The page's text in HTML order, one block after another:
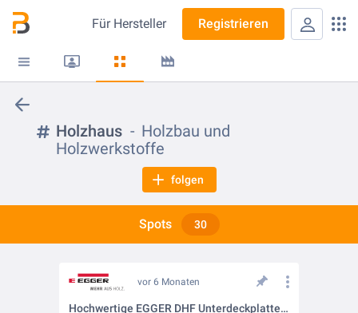
Für Hersteller Registrieren
Holzhaus
Holzbau und
Holzwerkstoffe
folgen
Spots 30
vor 6 Monaten
Hochwertige EGGER DHF Unterdeckplatte für sicheren Holzrahmenbau